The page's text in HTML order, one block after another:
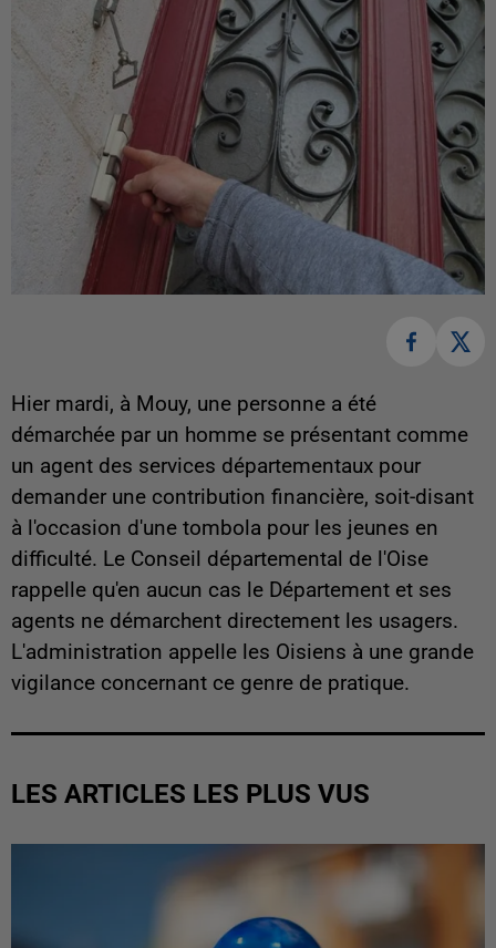
Hier mardi, à Mouy, une personne a été
démarchée par un homme se présentant comme
un agent des services départementaux pour
demander une contribution financière, soit-disant
à l'occasion d'une tombola pour les jeunes en
difficulté. Le Conseil départemental de l'Oise
rappelle qu'en aucun cas le Département et ses
agents ne démarchent directement les usagers.
L'administration appelle les Oisiens à une grande
vigilance concernant ce genre de pratique.
LES ARTICLES LES PLUS VUS